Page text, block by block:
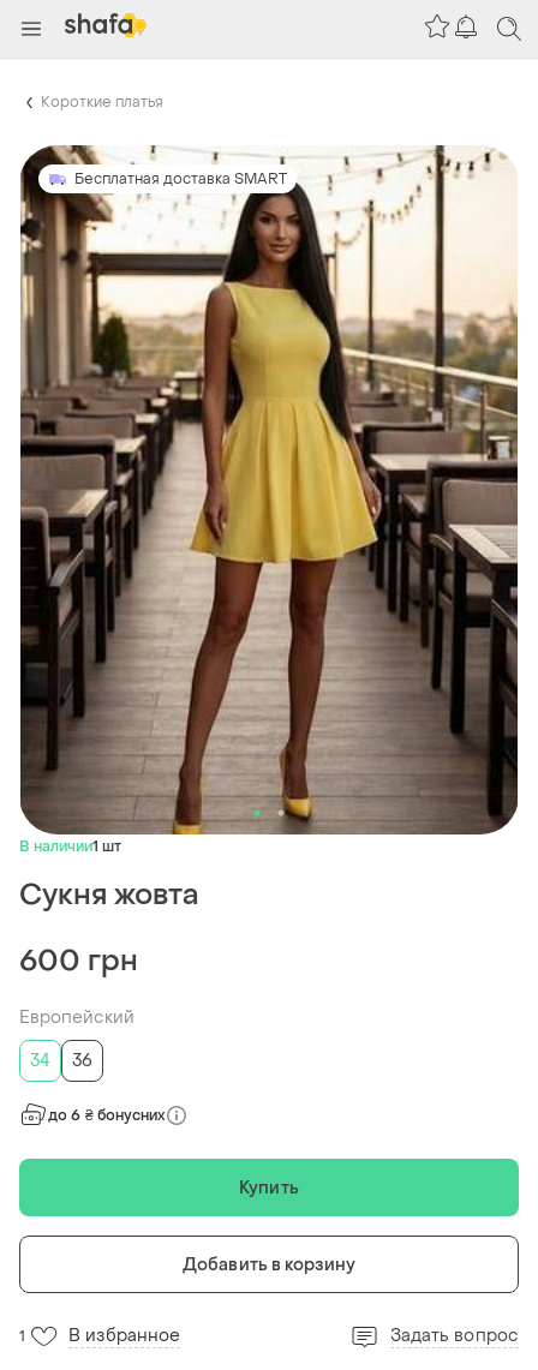
Короткие платья
Бесплатная доставка SMART
В наличии1 шт
Сукня жовта
600 грн
Европейский
34
36
до 6 ₴ бонусних
Купить
Добавить в корзину
1 В избранное Задать вопрос